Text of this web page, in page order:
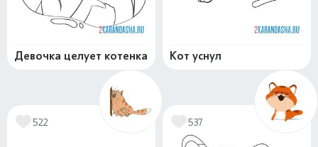
Девочка целует котенка Кот уснул
522 537